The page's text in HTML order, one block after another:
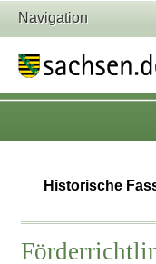
Navigation
Historische